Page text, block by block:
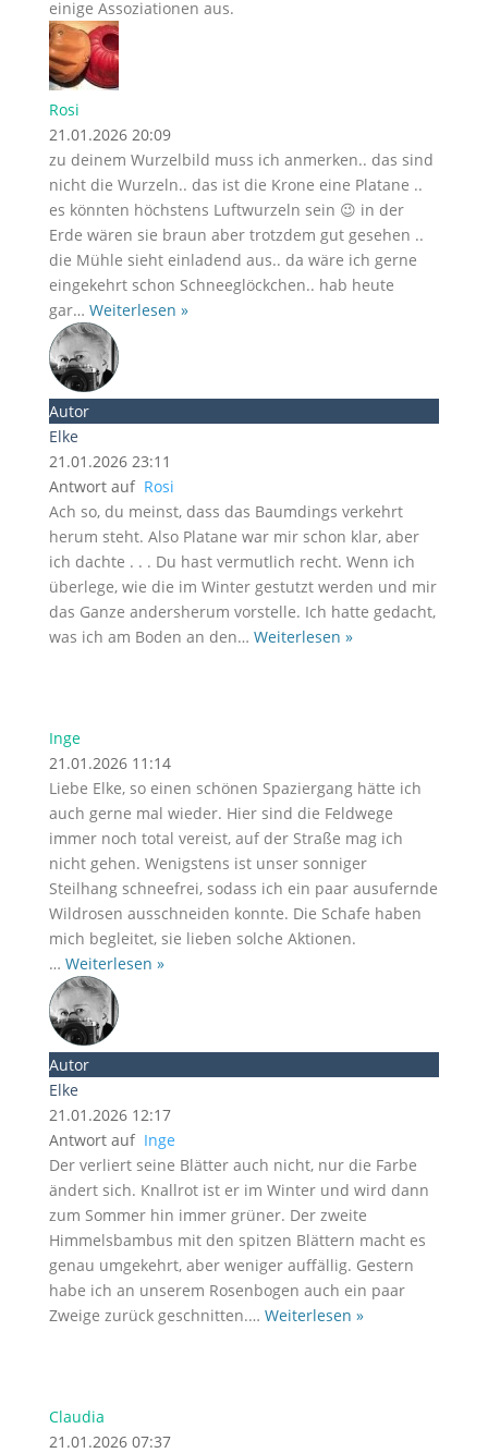
einige Assoziationen aus.
Rosi
21.01.2026 20:09
zu deinem Wurzelbild muss ich anmerken.. das sind
nicht die Wurzeln.. das ist die Krone eine Platane ..
es könnten höchstens Luftwurzeln sein 😉 in der
Erde wären sie braun aber trotzdem gut gesehen ..
die Mühle sieht einladend aus.. da wäre ich gerne
eingekehrt schon Schneeglöckchen.. hab heute
gar… Weiterlesen »
Autor
Elke
21.01.2026 23:11
Antwort auf Rosi
Ach so, du meinst, dass das Baumdings verkehrt
herum steht. Also Platane war mir schon klar, aber
ich dachte . . . Du hast vermutlich recht. Wenn ich
überlege, wie die im Winter gestutzt werden und mir
das Ganze andersherum vorstelle. Ich hatte gedacht,
was ich am Boden an den… Weiterlesen »
Inge
21.01.2026 11:14
Liebe Elke, so einen schönen Spaziergang hätte ich
auch gerne mal wieder. Hier sind die Feldwege
immer noch total vereist, auf der Straße mag ich
nicht gehen. Wenigstens ist unser sonniger
Steilhang schneefrei, sodass ich ein paar ausufernde
Wildrosen ausschneiden konnte. Die Schafe haben
mich begleitet, sie lieben solche Aktionen.
… Weiterlesen »
Autor
Elke
21.01.2026 12:17
Antwort auf Inge
Der verliert seine Blätter auch nicht, nur die Farbe
ändert sich. Knallrot ist er im Winter und wird dann
zum Sommer hin immer grüner. Der zweite
Himmelsbambus mit den spitzen Blättern macht es
genau umgekehrt, aber weniger auffällig. Gestern
habe ich an unserem Rosenbogen auch ein paar
Zweige zurück geschnitten.… Weiterlesen »
Claudia
21.01.2026 07:37